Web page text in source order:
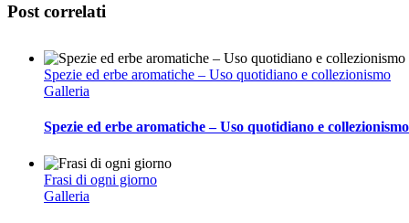
Facebook
Twitter
Reddit
LinkedIn
Tumblr
Pinterest
Vk
Email
Post correlati
Spezie ed erbe aromatiche – Uso quotidiano e collezionismo
Galleria
Spezie ed erbe aromatiche – Uso quotidiano e collezionismo
Frasi di ogni giorno
Galleria